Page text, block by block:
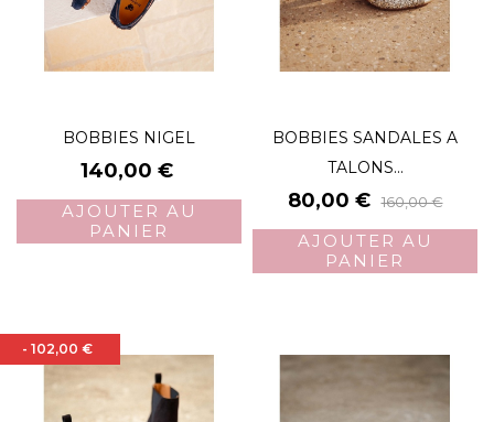
BOBBIES NIGEL
Prix
140,00 €
AJOUTER AU
PANIER
BOBBIES SANDALES A
TALONS...
Prix
80,00 € Prix
de
base
160,00 €
AJOUTER AU
PANIER
- 102,00 €